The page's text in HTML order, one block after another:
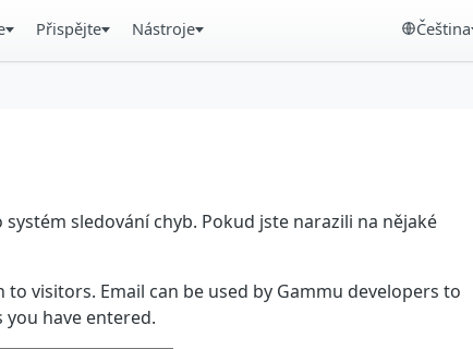
Přispějte Nástroje Čeština
sledování chyb. Pokud jste narazili na nějaké
visitors. Email can be used by Gammu developers to
have entered.